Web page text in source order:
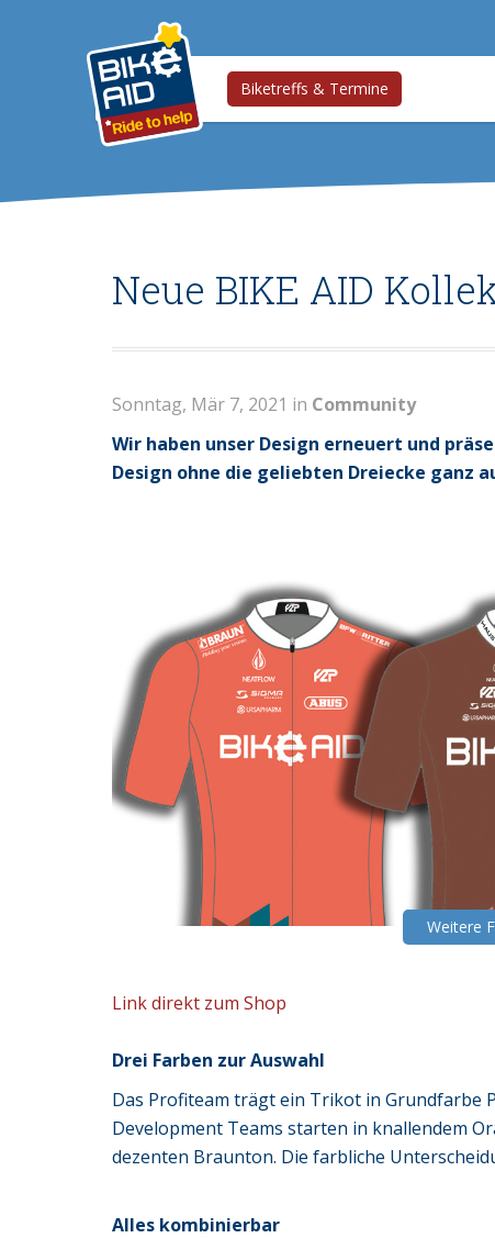
Biketreffs & Termine
Neue BIKE AID
Sonntag, Mär 7, 2021 in Community
Wir haben unser Design erneuert und
Design ohne die geliebten Dreiecke ganz
Weitere
Link direkt zum Shop
Drei Farben zur Auswahl
Das Profiteam trägt ein Trikot in Grundfarbe
Development Teams starten in knallendem
dezenten Braunton. Die farbliche
Alles kombinierbar